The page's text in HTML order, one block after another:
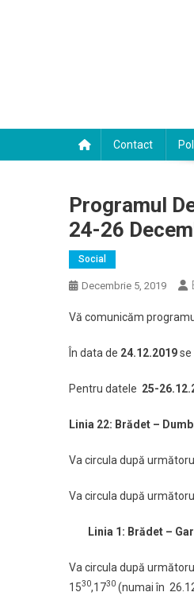
Contact
Programul
24-26
Social
Decembrie 5, 2019
Vă comunicăm
În data de 24.12.2019se
Pentru datele 25-
Linia 22: Brădet –
Va circula după
Va circula după
Linia 1: Brădet –
Va circula după
1530,1730 (numai în